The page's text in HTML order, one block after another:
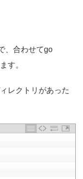
、合わせてgo
す。
レクトリがあった